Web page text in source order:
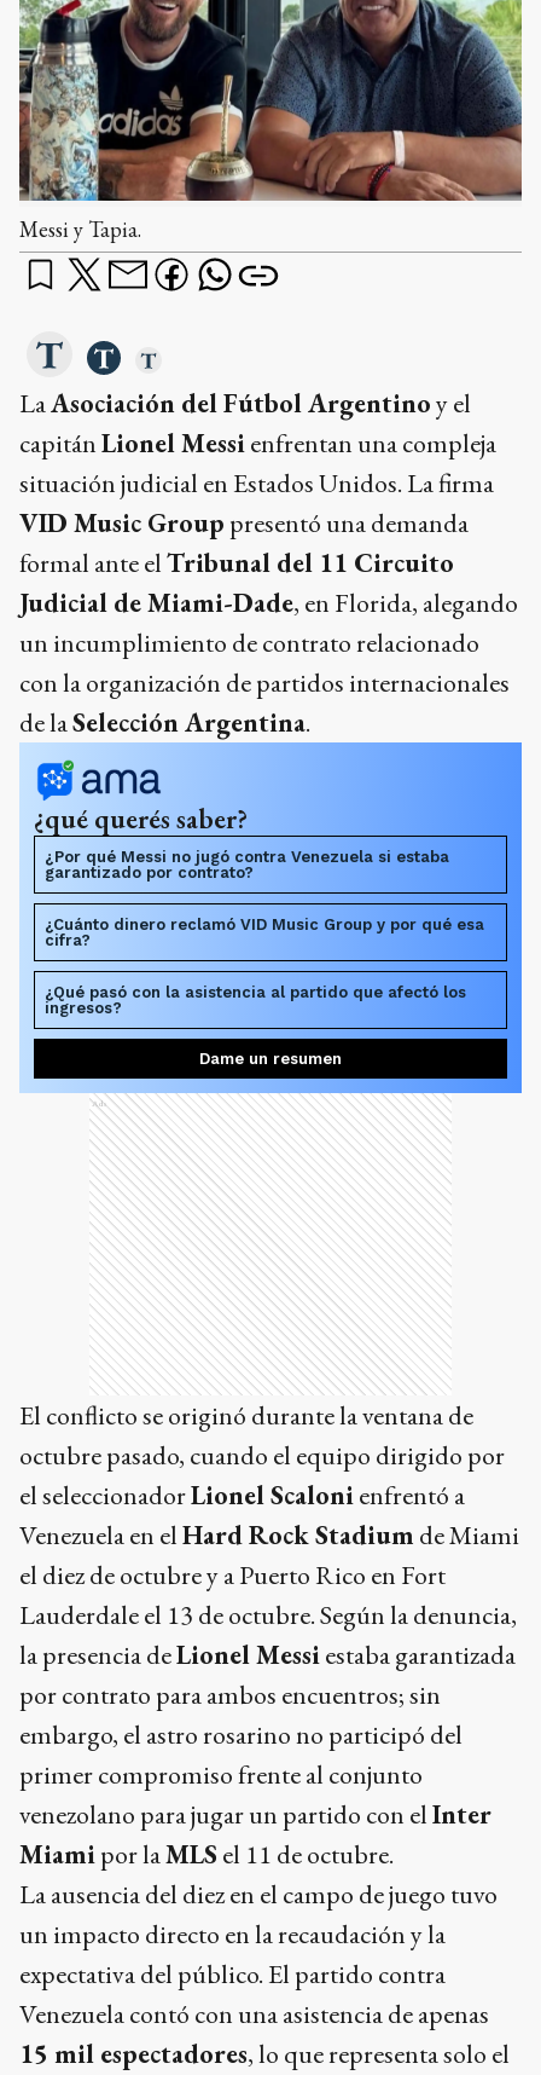
Messi y Tapia.
LaAsociación del Fútbol Argentinoy el
capitánLionel Messienfrentan una compleja
situación judicial en Estados Unidos. La firma
VID Music Group presentó una demanda
formal ante elTribunal del 11 Circuito
Judicial de Miami-Dade, en Florida, alegando
un incumplimiento de contrato relacionado
con la organización de partidos internacionales
de laSelección Argentina.
¿qué querés saber?
¿Por qué Messi no jugó contra Venezuela si estaba
garantizado por contrato?
¿Cuánto dinero reclamó VID Music Group y por qué esa
cifra?
¿Qué pasó con la asistencia al partido que afectó los
ingresos?
Dame un resumen
Ads
El conflicto se originó durante la ventana de
octubre pasado, cuando el equipo dirigido por
el seleccionadorLionel Scalonienfrentó a
Venezuela en elHard Rock Stadium de Miami
el diez de octubre y a Puerto Rico en Fort
Lauderdale el 13 de octubre. Según la denuncia,
la presencia deLionel Messiestaba garantizada
por contrato para ambos encuentros; sin
embargo, el astro rosarino no participó del
primer compromiso frente al conjunto
venezolano para jugar un partido con elInter
Miamipor laMLS el 11 de octubre.
La ausencia del diez en el campo de juego tuvo
un impacto directo en la recaudación y la
expectativa del público. El partido contra
Venezuela contó con una asistencia de apenas
15 mil espectadores, lo que representa solo el